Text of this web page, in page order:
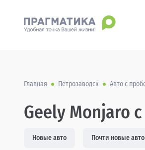
Главная Петрозаводск Авто с
Geely Monjaro
Новые авто Почти новые авто